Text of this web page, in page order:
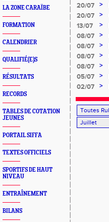
LA ZONE CARAÏBE
FORMATION
CALENDRIER
QUALIFIÉ(E)S
RÉSULTATS
RECORDS
TABLES DE COTATION
JEUNES
PORTAIL SIFFA
TEXTES OFFICIELS
SPORTIFS DE HAUT
NIVEAU
ENTRAÎNEMENT
BILANS
20/07 >
20/07 >
13/07
>
08/07 >
08/07
>
08/07
>
08/07
>
05/07
>
02/07
>